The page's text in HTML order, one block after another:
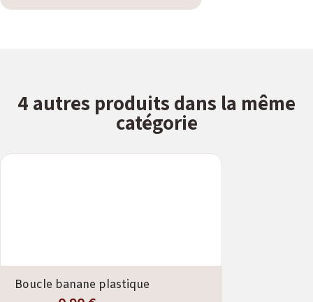
4 autres produits dans la même
catégorie
Boucle banane plastique